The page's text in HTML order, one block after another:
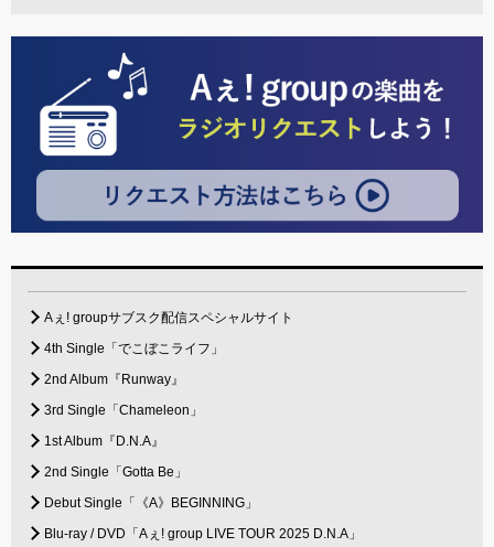
Aぇ! groupサブスク配信スペシャルサイト
4th Single「でこぼこライフ」
2nd Album『Runway』
3rd Single「Chameleon」
1st Album『D.N.A』
2nd Single「Gotta Be」
Debut Single「《A》BEGINNING」
Blu-ray / DVD「Aぇ! group LIVE TOUR 2025 D.N.A」